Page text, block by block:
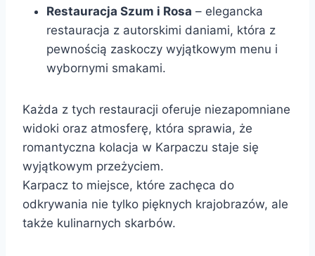
Restauracja Szum i Rosa – elegancka
restauracja z autorskimi daniami, która z
pewnością zaskoczy wyjątkowym menu i
wybornymi smakami.
Każda z tych restauracji oferuje niezapomniane
widoki oraz atmosferę, która sprawia, że
romantyczna kolacja w Karpaczu staje się
wyjątkowym przeżyciem.
Karpacz to miejsce, które zachęca do
odkrywania nie tylko pięknych krajobrazów, ale
także kulinarnych skarbów.